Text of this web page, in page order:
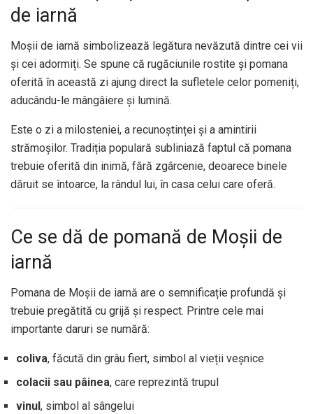
de iarnă
Moșii de iarnă simbolizează legătura nevăzută dintre cei vii
și cei adormiți. Se spune că rugăciunile rostite și pomana
oferită în această zi ajung direct la sufletele celor pomeniți,
aducându-le mângâiere și lumină.
Este o zi a milosteniei, a recunoștinței și a amintirii
strămoșilor. Tradiția populară subliniază faptul că pomana
trebuie oferită din inimă, fără zgârcenie, deoarece binele
dăruit se întoarce, la rândul lui, în casa celui care oferă.
Ce se dă de pomană de Moșii de
iarnă
Pomana de Moșii de iarnă are o semnificație profundă și
trebuie pregătită cu grijă și respect. Printre cele mai
importante daruri se numără:
coliva, făcută din grâu fiert, simbol al vieții veșnice
colacii sau pâinea, care reprezintă trupul
vinul , simbol al sângelui